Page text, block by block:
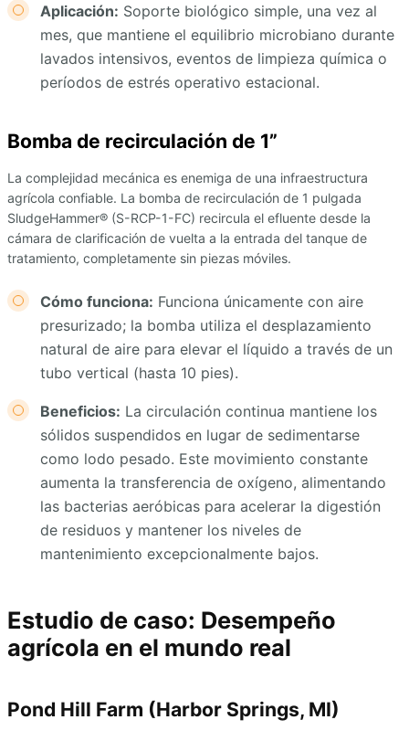
Aplicación: Soporte biológico simple, una vez al
mes, que mantiene el equilibrio microbiano durante
lavados intensivos, eventos de limpieza química o
períodos de estrés operativo estacional.
Bomba de recirculación de 1”
La complejidad mecánica es enemiga de una infraestructura
agrícola confiable. La bomba de recirculación de 1 pulgada
SludgeHammer® (S-RCP-1-FC) recircula el efluente desde la
cámara de clarificación de vuelta a la entrada del tanque de
tratamiento, completamente sin piezas móviles.
Cómo funciona: Funciona únicamente con aire
presurizado; la bomba utiliza el desplazamiento
natural de aire para elevar el líquido a través de un
tubo vertical (hasta 10 pies).
Beneficios: La circulación continua mantiene los
sólidos suspendidos en lugar de sedimentarse
como lodo pesado. Este movimiento constante
aumenta la transferencia de oxígeno, alimentando
las bacterias aeróbicas para acelerar la digestión
de residuos y mantener los niveles de
mantenimiento excepcionalmente bajos.
Estudio de caso: Desempeño
agrícola en el mundo real
Pond Hill Farm (Harbor Springs, MI)